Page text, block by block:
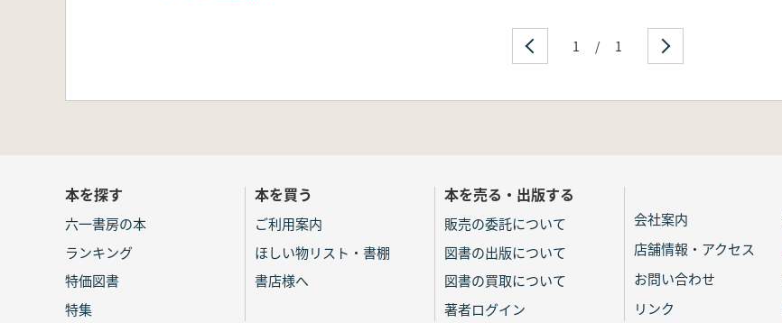
1 / 1
本を探す
六一書房の本
ランキング
特価図書
特集
本を買う
ご利用案内
ほしい物リスト・書棚
書店様へ
本を売る・出版する
販売の委託について
図書の出版について
図書の買取について
著者ログイン
会社案内
店舗情報・アクセス
お問い合わせ
リンク